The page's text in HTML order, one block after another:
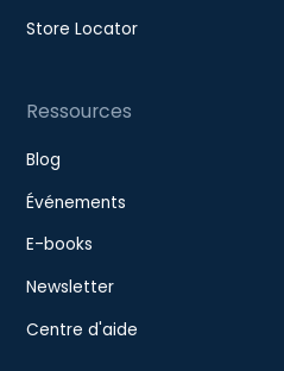
Store Locator
Ressources
Blog
Événements
E-books
Newsletter
Centre d'aide